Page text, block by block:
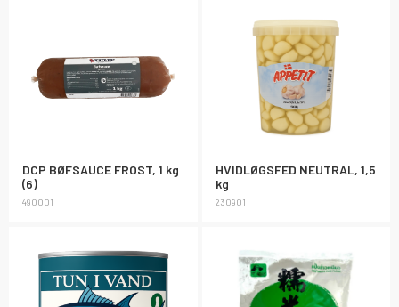
DCP BØFSAUCE FROST, 1 kg
(6)
490001
HVIDLØGSFED NEUTRAL, 1,5
kg
230901